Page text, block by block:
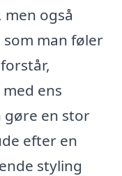
også
man føler
ens
gøre en stor
efter en
styling